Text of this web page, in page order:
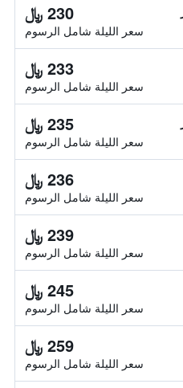
230 ﷼
سعر الليلة شامل الرسوم
233 ﷼
سعر الليلة شامل الرسوم
235 ﷼
سعر الليلة شامل الرسوم
236 ﷼
سعر الليلة شامل الرسوم
239 ﷼
سعر الليلة شامل الرسوم
245 ﷼
سعر الليلة شامل الرسوم
259 ﷼
سعر الليلة شامل الرسوم